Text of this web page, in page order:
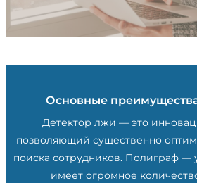
Основные
Детектор лжи — это
позволяющий существенно
поиска сотрудников. Полиграф —
имеет огромное